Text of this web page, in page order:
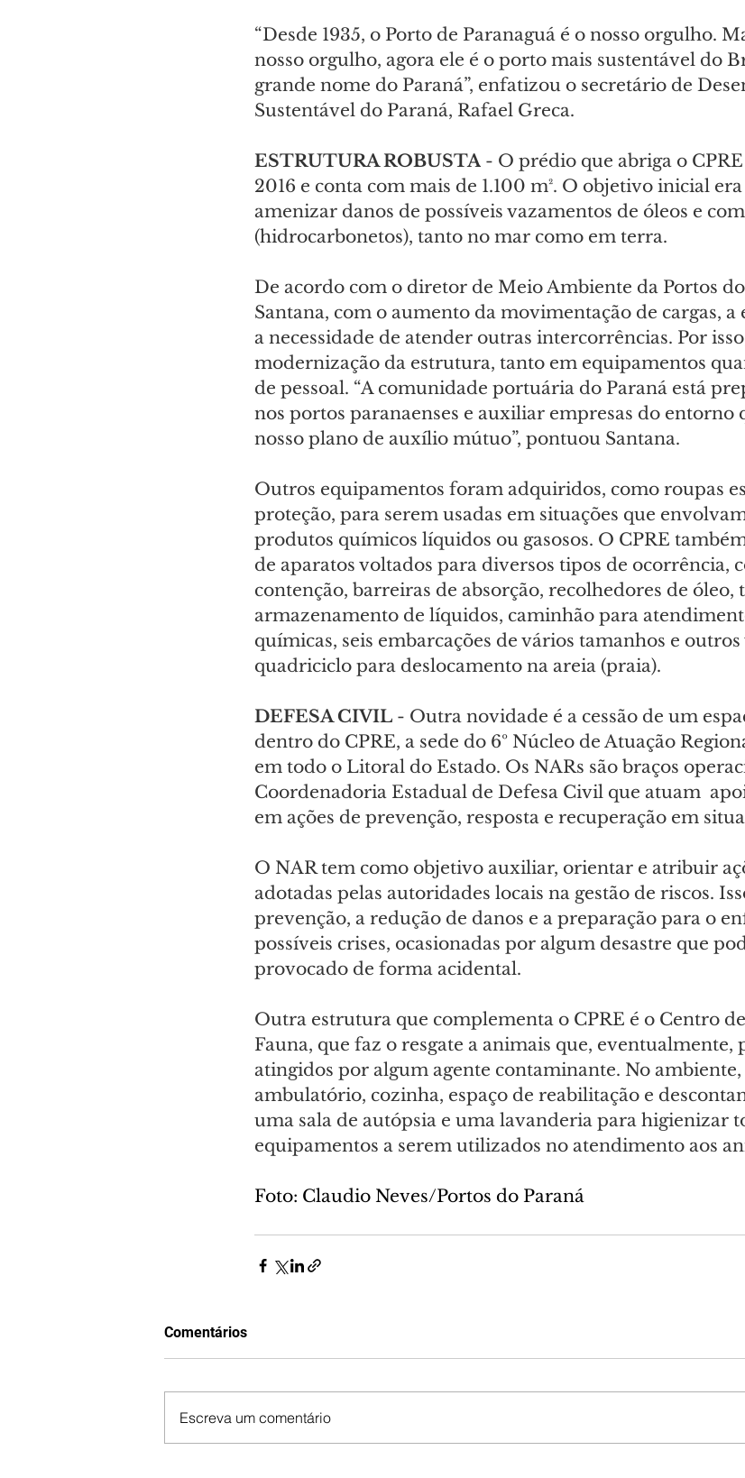
“Desde 1935, o Porto de Paranaguá é o nosso orgulho.
nosso orgulho, agora ele é o porto mais sustentável do
grande nome do Paraná”, enfatizou o secretário de
Sustentável do Paraná, Rafael Greca.
ESTRUTURA ROBUSTA - O prédio que abriga o
2016 e conta com mais de 1.100 m². O objetivo inicial
amenizar danos de possíveis vazamentos de óleos e
(hidrocarbonetos), tanto no mar como em terra.
De acordo com o diretor de Meio Ambiente da Portos do
Santana, com o aumento da movimentação de cargas,
a necessidade de atender outras intercorrências. Por
modernização da estrutura, tanto em equipamentos
de pessoal. “A comunidade portuária do Paraná está
nos portos paranaenses e auxiliar empresas do entorno
nosso plano de auxílio mútuo”, pontuou Santana.
Outros equipamentos foram adquiridos, como roupas
proteção, para serem usadas em situações que
produtos químicos líquidos ou gasosos. O CPRE
de aparatos voltados para diversos tipos de ocorrência,
contenção, barreiras de absorção, recolhedores de óleo,
armazenamento de líquidos, caminhão para
químicas, seis embarcações de vários tamanhos e
quadriciclo para deslocamento na areia (praia).
DEFESA CIVIL - Outra novidade é a cessão de um
dentro do CPRE, a sede do 6º Núcleo de Atuação
em todo o Litoral do Estado. Os NARs são braços
Coordenadoria Estadual de Defesa Civil que atuam
em ações de prevenção, resposta e recuperação em
O NAR tem como objetivo auxiliar, orientar e atribuir
adotadas pelas autoridades locais na gestão de riscos.
prevenção, a redução de danos e a preparação para o
possíveis crises, ocasionadas por algum desastre que
provocado de forma acidental.
Outra estrutura que complementa o CPRE é o Centro
Fauna, que faz o resgate a animais que, eventualmente,
atingidos por algum agente contaminante. No
ambulatório, cozinha, espaço de reabilitação e
uma sala de autópsia e uma lavanderia para higienizar
equipamentos a serem utilizados no atendimento aos
Foto: Claudio Neves/Portos do Paraná
Comentários
Escreva um comentário